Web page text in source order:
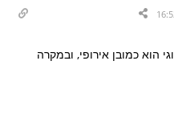
הוא כמובן אירופי, ובמקרה